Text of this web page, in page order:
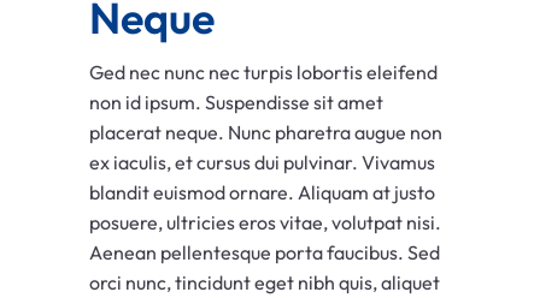
Neque
Ged nec nunc nec turpis lobortis eleifend
non id ipsum. Suspendisse sit amet
placerat neque. Nunc pharetra augue non
ex iaculis, et cursus dui pulvinar. Vivamus
blandit euismod ornare. Aliquam at justo
posuere, ultricies eros vitae, volutpat nisi.
Aenean pellentesque porta faucibus. Sed
orci nunc, tincidunt eget nibh quis, aliquet